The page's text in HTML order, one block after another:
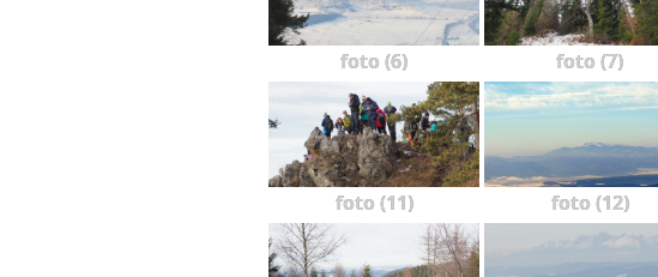
foto (6) foto (7)
foto (11) foto (12)